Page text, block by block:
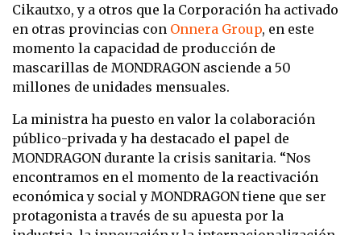
Cikautxo, y a otros que la Corporación ha activado
en otras provincias con Onnera Group, en este
momento la capacidad de producción de
mascarillas de MONDRAGON asciende a 50
millones de unidades mensuales.
La ministra ha puesto en valor la colaboración
público-privada y ha destacado el papel de
MONDRAGON durante la crisis sanitaria. “Nos
encontramos en el momento de la reactivación
económica y social y MONDRAGON tiene que ser
protagonista a través de su apuesta por la